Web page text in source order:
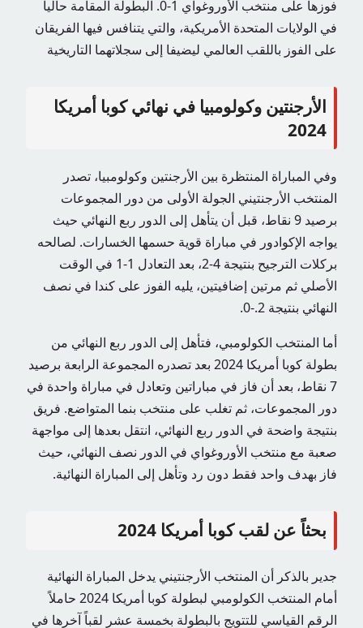
فوزها على منتخب الأوروغواي 1-0. البطولة المقامة حاليا
في الولايات المتحدة الأمريكية، والتي يتنافس فيها الفريقان
على الفوز باللقب العالمي ليضيفا إلى سجلاتهما التاريخية
الأرجنتين وكولومبيا في نهائي كوبا أمريكا
2024
وفي المباراة المنتظرة بين الأرجنتين وكولومبيا، تصدر
المنتخب الأرجنتيني الجولة الأولى من دور المجموعات
برصيد 9 نقاط، قبل أن يتأهل إلى الدور ربع النهائي حيث
يواجه الإكوادور في مباراة قوية حسمها الخسارات. لصالحه
بركلات الترجيح بنتيجة 4-2، بعد التعادل 1-1 في الوقت
الأصلي ثم مرتين إضافيتين، يليه الفوز على كندا في نصف
النهائي بنتيجة 2.-0.
أما المنتخب الكولومبي، فتأهل إلى الدور ربع النهائي من
بطولة كوبا أمريكا 2024 بعد تصدره المجموعة الرابعة برصيد
7 نقاط، بعد أن فاز في مباراتين وتعادل في مباراة واحدة في
دور المجموعات، ثم تغلب على منتخب بنما المتواضع. فريق
بنتيجة واضحة في الدور ربع النهائي، انتقل بعدها إلى مواجهة
صعبة مع منتخب الأوروغواي في الدور نصف النهائي، حيث
فاز بهدف واحد فقط دون رد وتأهل إلى المباراة النهائية.
بحثاً عن لقب كوبا أمريكا 2024
جدير بالذكر أن المنتخب الأرجنتيني يدخل المباراة النهائية
أمام المنتخب الكولومبي لبطولة كوبا أمريكا 2024 حاملاً
الرقم القياسي للتتويج بالبطولة بخمسة عشر لقباً آخرها في